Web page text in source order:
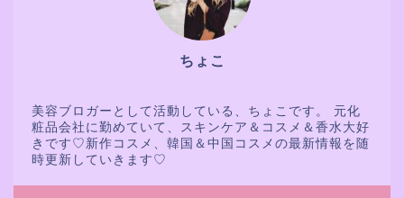
ちょこ
美容ブロガーとして活動している、ちょこです。 元化
粧品会社に勤めていて、スキンケア＆コスメ＆香水大好
きです♡新作コスメ、韓国＆中国コスメの最新情報を随
時更新していきます♡